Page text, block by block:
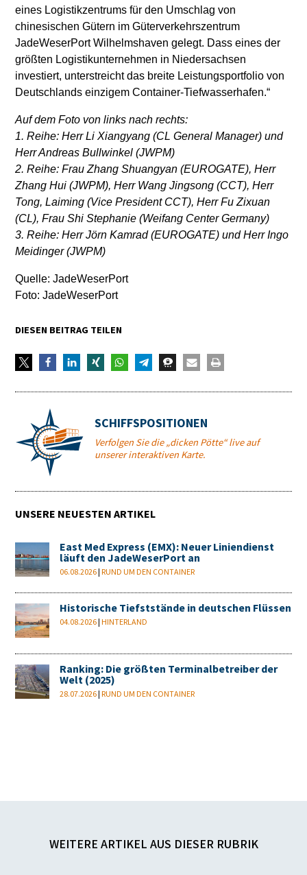
eines Logistikzentrums für den Umschlag von
chinesischen Gütern im Güterverkehrszentrum
JadeWeserPort Wilhelmshaven gelegt. Dass eines der
größten Logistikunternehmen in Niedersachsen
investiert, unterstreicht das breite Leistungsportfolio von
Deutschlands einzigem Container-Tiefwasserhafen.“
Auf dem Foto von links nach rechts:
1. Reihe: Herr Li Xiangyang (CL General Manager) und
Herr Andreas Bullwinkel (JWPM)
2. Reihe: Frau Zhang Shuangyan (EUROGATE), Herr
Zhang Hui (JWPM), Herr Wang Jingsong (CCT), Herr
Tong, Laiming (Vice President CCT), Herr Fu Zixuan
(CL), Frau Shi Stephanie (Weifang Center Germany)
3. Reihe: Herr Jörn Kamrad (EUROGATE) und Herr Ingo
Meidinger (JWPM)
Quelle: JadeWeserPort
Foto: JadeWeserPort
DIESEN BEITRAG TEILEN
SCHIFFSPOSITIONEN
Verfolgen Sie die „dicken Pötte“ live auf
unserer interaktiven Karte.
UNSERE NEUESTEN ARTIKEL
East Med Express (EMX): Neuer Liniendienst
läuft den JadeWeserPort an
06.08.2026 |RUND UM DEN CONTAINER
Historische Tiefststände in deutschen Flüssen
04.08.2026 |HINTERLAND
Ranking: Die größten Terminalbetreiber der
Welt (2025)
28.07.2026 |RUND UM DEN CONTAINER
WEITERE ARTIKEL AUS DIESER RUBRIK